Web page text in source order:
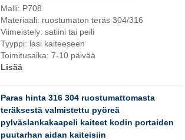
Malli: P708
Materiaali: ruostumaton teräs 304/316
Viimeistely: satiini tai peili
Tyyppi: lasi kaiteeseen
Toimitusaika: 7-10 päivää
Lisää
Paras hinta 316 304 ruostumattomasta
teräksestä valmistettu pyöreä
pylväslankakaapeli kaiteet kodin portaiden
puutarhan aidan kaiteisiin